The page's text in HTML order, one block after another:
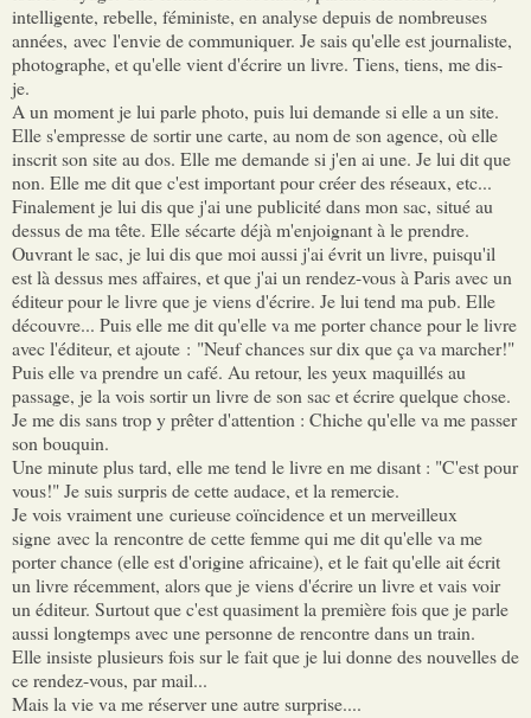
intelligente, rebelle, féministe, en analyse depuis de nombreuses
années, avec l'envie de communiquer. Je sais qu'elle est journaliste,
photographe, et qu'elle vient d'écrire un livre. Tiens, tiens, me dis-
je.
A un moment je lui parle photo, puis lui demande si elle a un site.
Elle s'empresse de sortir une carte, au nom de son agence, où elle
inscrit son site au dos. Elle me demande si j'en ai une. Je lui dit que
non. Elle me dit que c'est important pour créer des réseaux, etc...
Finalement je lui dis que j'ai une publicité dans mon sac, situé au
dessus de ma tête. Elle sécarte déjà m'enjoignant à le prendre.
Ouvrant le sac, je lui dis que moi aussi j'ai évrit un livre, puisqu'il
est là dessus mes affaires, et que j'ai un rendez-vous à Paris avec un
éditeur pour le livre que je viens d'écrire. Je lui tend ma pub. Elle
découvre... Puis elle me dit qu'elle va me porter chance pour le livre
avec l'éditeur, et ajoute : "Neuf chances sur dix que ça va marcher!"
Puis elle va prendre un café. Au retour, les yeux maquillés au
passage, je la vois sortir un livre de son sac et écrire quelque chose.
Je me dis sans trop y prêter d'attention : Chiche qu'elle va me passer
son bouquin.
Une minute plus tard, elle me tend le livre en me disant : "C'est pour
vous!" Je suis surpris de cette audace, et la remercie.
Je vois vraiment une curieuse coïncidence et un merveilleux
signe avec la rencontre de cette femme qui me dit qu'elle va me
porter chance (elle est d'origine africaine), et le fait qu'elle ait écrit
un livre récemment, alors que je viens d'écrire un livre et vais voir
un éditeur. Surtout que c'est quasiment la première fois que je parle
aussi longtemps avec une personne de rencontre dans un train.
Elle insiste plusieurs fois sur le fait que je lui donne des nouvelles de
ce rendez-vous, par mail...
Mais la vie va me réserver une autre surprise....